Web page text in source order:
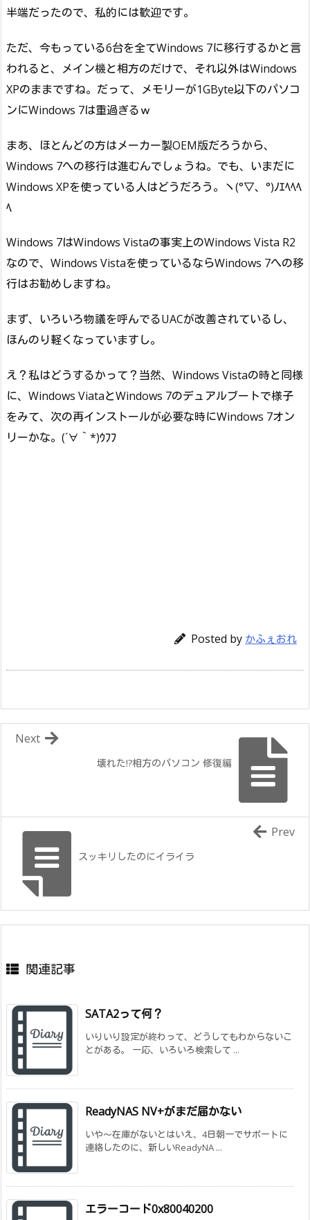
半端だったので、私的には歓迎です。
ただ、今もっている6台を全てWindows 7に移行するかと言
われると、メイン機と相方のだけで、それ以外はWindows
XPのままですね。だって、メモリーが1GByte以下のパソコ
ンにWindows 7は重過ぎるｗ
まあ、ほとんどの方はメーカー製OEM版だろうから、
Windows 7への移行は進むんでしょうね。でも、いまだに
Windows XPを使っている人はどうだろう。ヽ(°▽、°)ﾉｴﾍﾍﾍ
ﾍ
Windows 7はWindows Vistaの事実上のWindows Vista R2
なので、Windows Vistaを使っているならWindows 7への移
行はお勧めしますね。
まず、いろいろ物議を呼んでるUACが改善されているし、
ほんのり軽くなっていますし。
え？私はどうするかって？当然、Windows Vistaの時と同様
に、Windows ViataとWindows 7のデュアルブートで様子
をみて、次の再インストールが必要な時にWindows 7オン
リーかな。(´∀｀*)ｳﾌﾌ
Posted by かふぇおれ
壊れた!?相方のパソコン 修復編
Next
スッキリしたのにイライラ
Prev
関連記事
SATA2って何？
いりいり設定が終わって、どうしてもわからないこ
とがある。 一応、いろいろ検索して ...
ReadyNAS NV+がまだ届かない
いや～在庫がないとはいえ、4日朝一でサポートに
連絡したのに、新しいReadyNA ...
エラーコード0x80040200